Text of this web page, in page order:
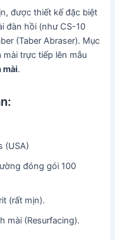
được thiết kế đặc biệt
đàn hồi (như CS-10
(Taber Abraser). Mục
trực tiếp lên mẫu
mài.
(USA)
đóng gói 100
(rất mịn).
mài (Resurfacing).